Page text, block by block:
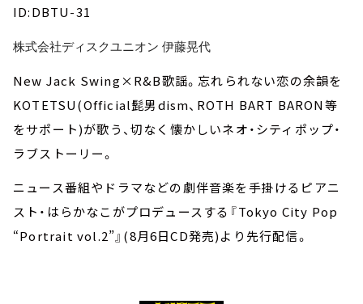
ID:DBTU-31
株式会社ディスクユニオン 伊藤晃代
New Jack Swing×R&B歌謡。忘れられない恋の余韻を
KOTETSU(Official髭男dism、ROTH BART BARON等
をサポート)が歌う、切なく懐かしいネオ・シティポップ・
ラブストーリー。
ニュース番組やドラマなどの劇伴音楽を手掛けるピアニ
スト・はらかなこがプロデュースする『Tokyo City Pop
“Portrait vol.2”』(8月6日CD発売)より先行配信。